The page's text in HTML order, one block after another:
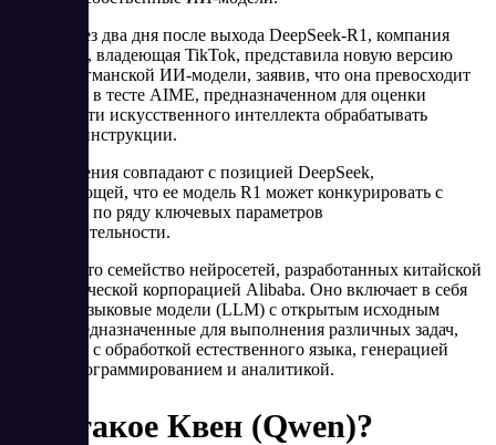
Всего через два дня после выхода DeepSeek-R1, компания
ByteDance, владеющая TikTok, представила новую версию
своей флагманской ИИ-модели, заявив, что она превосходит
OpenAI o1 в тесте AIME, предназначенном для оценки
способности искусственного интеллекта обрабатывать
сложные инструкции.
Эти заявления совпадают с позицией DeepSeek,
утверждающей, что ее модель R1 может конкурировать с
OpenAI o1 по ряду ключевых параметров
производительности.
Qwen — это семейство нейросетей, разработанных китайской
технологической корпорацией Alibaba. Оно включает в себя
крупные языковые модели (LLM) с открытым исходным
кодом, предназначенные для выполнения различных задач,
связанных с обработкой естественного языка, генерацией
текста, программированием и аналитикой.
Что такое Квен (Qwen)?